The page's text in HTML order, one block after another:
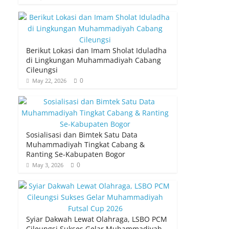
Berikut Lokasi dan Imam Sholat Iduladha
di Lingkungan Muhammadiyah Cabang
Cileungsi
May 22, 2026 0
Sosialisasi dan Bimtek Satu Data
Muhammadiyah Tingkat Cabang &
Ranting Se-Kabupaten Bogor
May 3, 2026 0
Syiar Dakwah Lewat Olahraga, LSBO PCM